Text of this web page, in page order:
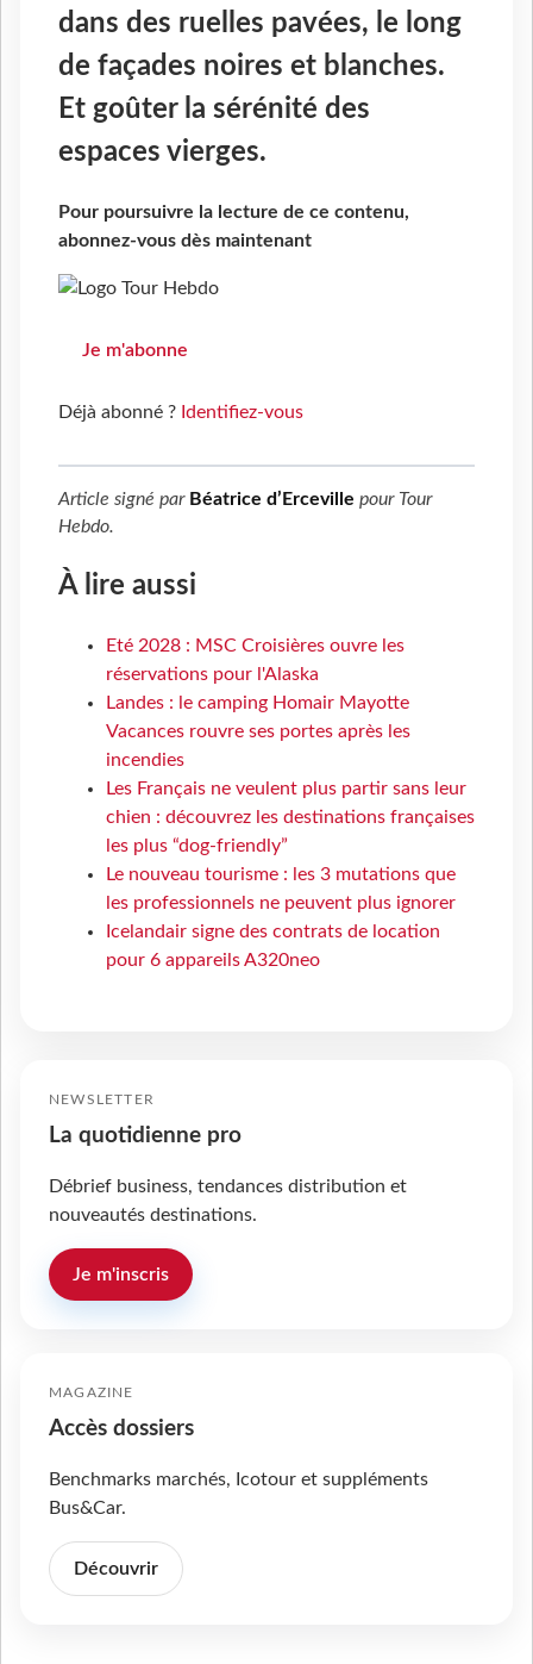
dans des ruelles pavées, le long
de façades noires et blanches.
Et goûter la sérénité des
espaces vierges.
Pour poursuivre la lecture de ce contenu,
abonnez-vous dès maintenant
Je m'abonne
Déjà abonné ? Identifiez-vous
Article signé par Béatrice d’Erceville pour Tour
Hebdo.
À lire aussi
Eté 2028 : MSC Croisières ouvre les
réservations pour l'Alaska
Landes : le camping Homair Mayotte
Vacances rouvre ses portes après les
incendies
Les Français ne veulent plus partir sans leur
chien : découvrez les destinations françaises
les plus “dog-friendly”
Le nouveau tourisme : les 3 mutations que
les professionnels ne peuvent plus ignorer
Icelandair signe des contrats de location
pour 6 appareils A320neo
NEWSLETTER
La quotidienne pro
Débrief business, tendances distribution et
nouveautés destinations.
Je m'inscris
MAGAZINE
Accès dossiers
Benchmarks marchés, Icotour et suppléments
Bus&Car.
Découvrir